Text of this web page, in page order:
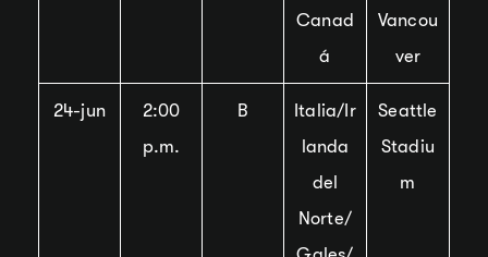
Canad
á
Vancou
ver
24-jun
2:00
p.m.
B
Italia/Ir
landa
del
Norte/
Seattle
Stadiu
m